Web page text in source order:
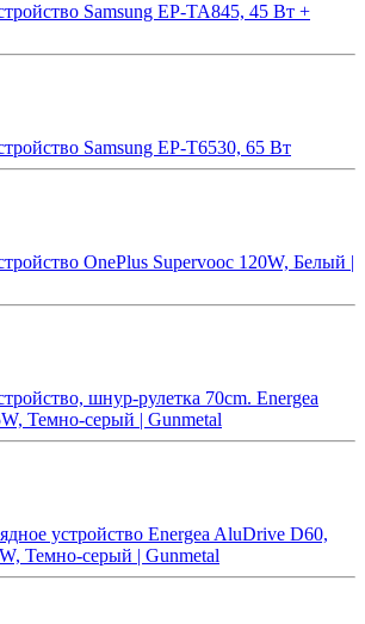
Samsung EP-TA845, 45 Вт +
Samsung EP-T6530, 65 Вт
OnePlus Supervooc 120W, Белый |
шнур-рулетка 70cm. Energea
Темно-серый | Gunmetal
устройство Energea AluDrive D60,
Темно-серый | Gunmetal